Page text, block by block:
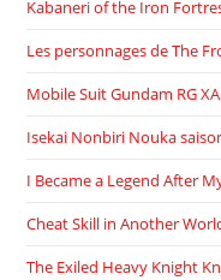
Kabaneri of the Iron
Les personnages de The
Mobile Suit Gundam RG
Isekai Nonbiri Nouka
I Became a Legend After
Cheat Skill in Another
The Exiled Heavy Knight